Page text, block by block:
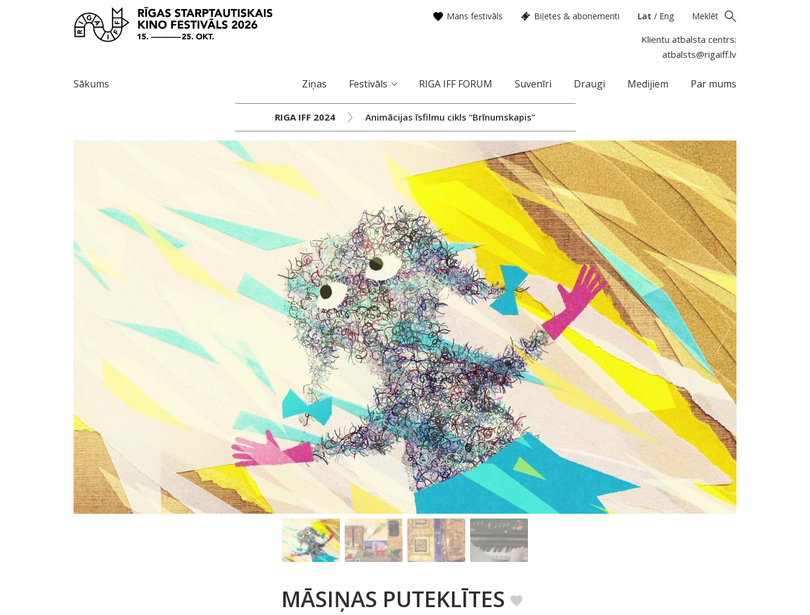
Mans festivāls Biļetes & abonementi Lat / Eng Meklēt
Klientu atbalsta centrs:
atbalsts@rigaiff.lv
Sākums Ziņas Festivāls RIGA IFF FORUM Suvenīri Draugi Medijiem Par mums
RIGA IFF 2024 Animācijas īsfilmu cikls “Brīnumskapis”
MĀSIŅAS PUTEKLĪTES